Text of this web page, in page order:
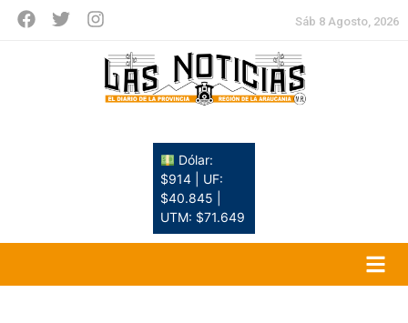
Sáb 8 Agosto, 2026
Dólar:
$914 | UF:
$40.845 |
UTM: $71.649